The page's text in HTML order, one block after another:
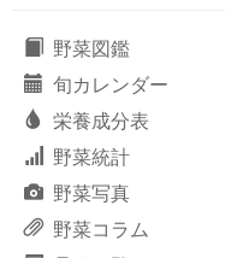
野菜図鑑
旬カレンダー
栄養成分表
野菜統計
野菜写真
野菜コラム